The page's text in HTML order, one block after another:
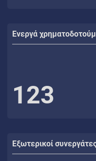
Ενεργά
123
Εξωτερικοί